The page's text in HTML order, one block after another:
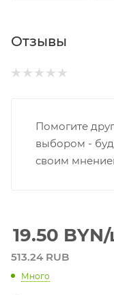
Отзывы
Помогите
выбором -
своим
19.50 BYN
513.24 RUB
Много